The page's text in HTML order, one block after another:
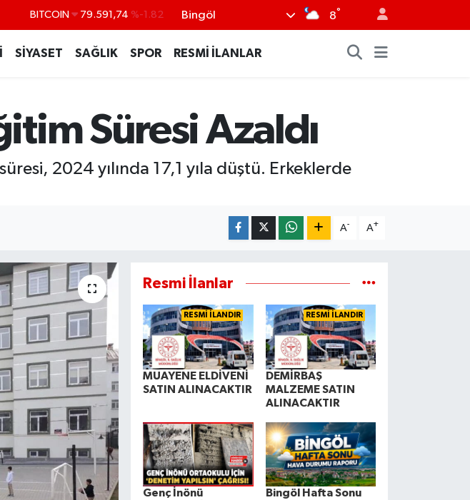
DOLAR 45,43620 %0.02
BİST100 14.598,00
BITCOIN 79.591,74 %-1.82
Bingöl 8°
SİYASET SAĞLIK SPOR RESMİ İLANLAR
Süresi Azaldı
2024 yılında 17,1 yıla düştü. Erkeklerde
A- A+
Resmi İlanlar
RESMİ İLANDIR
MUAYENE ELDİVENİ
SATIN ALINACAKTIR
RESMİ İLANDIR
DEMİRBAŞ
MALZEME SATIN
ALINACAKTIR
Genç İnönü
Bingöl Hafta Sonu